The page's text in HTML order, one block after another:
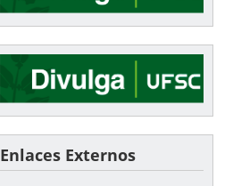
Enlaces Externos